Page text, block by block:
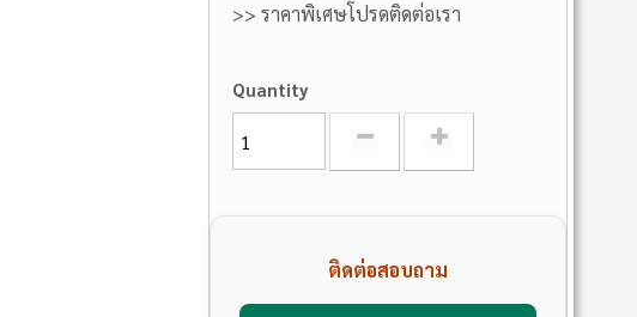
>> ราคาพิเศษโปรดติดต่อเรา
Quantity
ติดต่อสอบถาม